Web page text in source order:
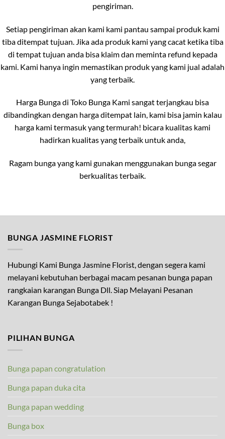
pengiriman.
Setiap pengiriman akan kami kami pantau sampai produk kami
tiba ditempat tujuan. Jika ada produk kami yang cacat ketika tiba
di tempat tujuan anda bisa klaim dan meminta refund kepada
kami. Kami hanya ingin memastikan produk yang kami jual adalah
yang terbaik.
Harga Bunga di Toko Bunga Kami sangat terjangkau bisa
dibandingkan dengan harga ditempat lain, kami bisa jamin kalau
harga kami termasuk yang termurah! bicara kualitas kami
hadirkan kualitas yang terbaik untuk anda,
Ragam bunga yang kami gunakan menggunakan bunga segar
berkualitas terbaik.
BUNGA JASMINE FLORIST
Hubungi Kami Bunga Jasmine Florist, dengan segera kami
melayani kebutuhan berbagai macam pesanan bunga papan
rangkaian karangan Bunga Dll. Siap Melayani Pesanan
Karangan Bunga Sejabotabek !
PILIHAN BUNGA
Bunga papan congratulation
Bunga papan duka cita
Bunga papan wedding
Bunga box